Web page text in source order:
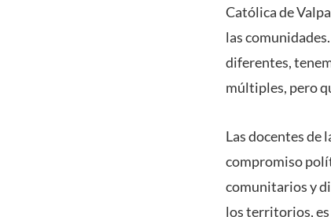
Católica de
las
diferentes,
múltiples, pero
Las docentes de
compromiso
comunitarios y
los territorios, es